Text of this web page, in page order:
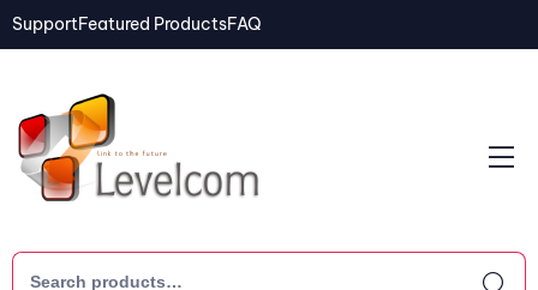
SupportFeatured ProductsFAQ